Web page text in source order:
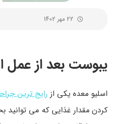
22 مهر 1402
یبوست بعد از عمل
اسلیو معده یکی از رایج ترین
کردن مقدار غذایی که می